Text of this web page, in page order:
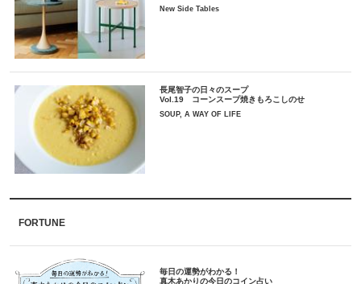
New Side Tables
長尾智子の日々のスープ
Vol.19 コーンスープ焼きもろこしのせ
SOUP, A WAY OF LIFE
FORTUNE
毎日の運勢がわかる！